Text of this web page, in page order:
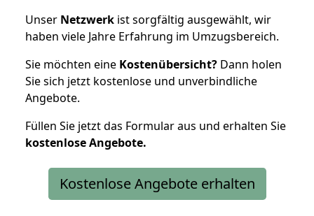
Unser Netzwerk ist sorgfältig ausgewählt, wir
haben viele Jahre Erfahrung im Umzugsbereich.
Sie möchten eine Kostenübersicht? Dann holen
Sie sich jetzt kostenlose und unverbindliche
Angebote.
Füllen Sie jetzt das Formular aus und erhalten Sie
kostenloseAngebote.
Kostenlose Angebote erhalten